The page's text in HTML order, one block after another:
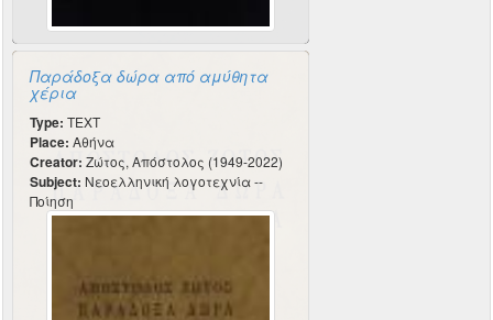
Παράδοξα δώρα από αμύθητα
χέρια
Type: TEXT
Place: Αθήνα
Creator: Ζώτος, Απόστολος (1949-2022)
Subject: Νεοελληνική λογοτεχνία --
Ποίηση